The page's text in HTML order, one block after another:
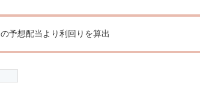
予想配当より利回りを算出